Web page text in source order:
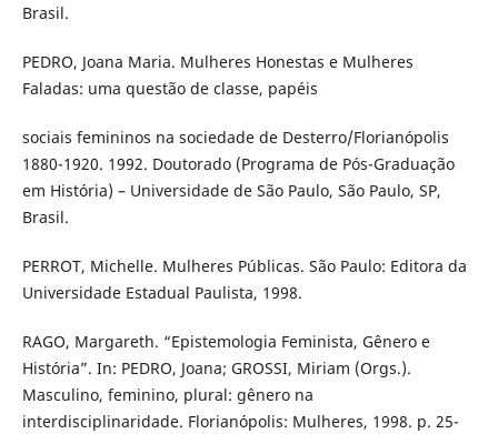
Brasil.
PEDRO, Joana Maria. Mulheres Honestas e Mulheres
Faladas: uma questão de classe, papéis
sociais femininos na sociedade de Desterro/Florianópolis
1880-1920. 1992. Doutorado (Programa de Pós-Graduação
em História) – Universidade de São Paulo, São Paulo, SP,
Brasil.
PERROT, Michelle. Mulheres Públicas. São Paulo: Editora da
Universidade Estadual Paulista, 1998.
RAGO, Margareth. “Epistemologia Feminista, Gênero e
História”. In: PEDRO, Joana; GROSSI, Miriam (Orgs.).
Masculino, feminino, plural: gênero na
interdisciplinaridade. Florianópolis: Mulheres, 1998. p. 25-